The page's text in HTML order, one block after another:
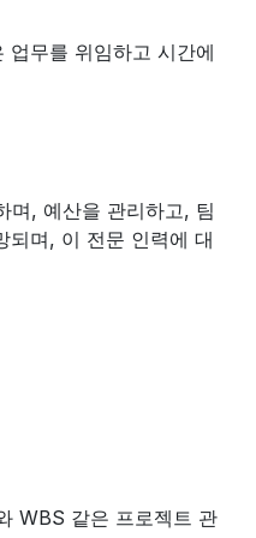
무를 위임하고 시간에
며, 예산을 관리하고, 팀
되며, 이 전문 인력에 대
WBS 같은 프로젝트 관